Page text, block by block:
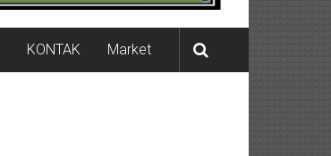
KONTAK Market